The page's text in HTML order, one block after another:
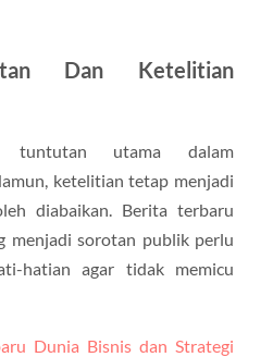
Dan Ketelitian
tuntutan utama dalam
ketelitian tetap menjadi
diabaikan. Berita terbaru
menjadi sorotan publik perlu
hatian agar tidak memicu
Dunia Bisnis dan Strategi